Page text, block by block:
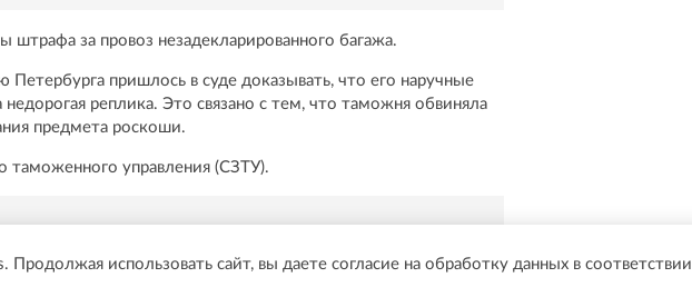
за провоз незадекларированного багажа.
Петербурга пришлось в суде доказывать, что его наручные
реплика. Это связано с тем, что таможня обвиняла
предмета роскоши.
таможенного управления (СЗТУ).
использовать сайт, вы даете согласие на обработку данных в соответствии